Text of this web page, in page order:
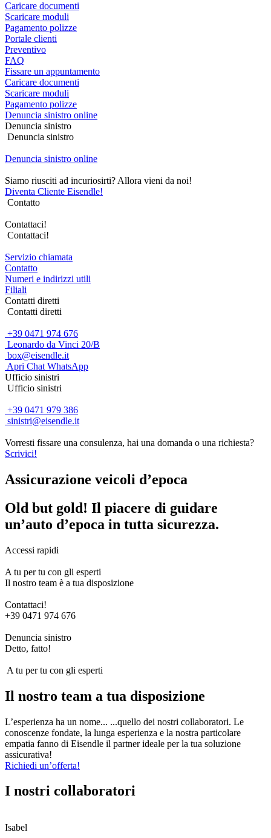
Caricare documenti
Scaricare moduli
Pagamento polizze
Portale clienti
Preventivo
FAQ
Fissare un appuntamento
Caricare documenti
Scaricare moduli
Pagamento polizze
Denuncia sinistro online
Denuncia sinistro
Denuncia sinistro
Denuncia sinistro online
Siamo riusciti ad incuriosirti? Allora vieni da noi!
Diventa Cliente Eisendle!
Contatto
Contattaci!
Contattaci!
Servizio chiamata
Contatto
Numeri e indirizzi utili
Filiali
Contatti diretti
Contatti diretti
+39 0471 974 676
Leonardo da Vinci 20/B
box@eisendle.it
Apri Chat WhatsApp
Ufficio sinistri
Ufficio sinistri
+39 0471 979 386
sinistri@eisendle.it
Vorresti fissare una consulenza, hai una domanda o una richiesta?
Scrivici!
Assicurazione veicoli d’epoca
Old but gold! Il piacere di guidare
un’auto d’epoca in tutta sicurezza.
Accessi rapidi
A tu per tu con gli esperti
Il nostro team è a tua disposizione
Contattaci!
+39 0471 974 676
Denuncia sinistro
Detto, fatto!
A tu per tu con gli esperti
Il nostro team a tua disposizione
L’esperienza ha un nome... ...quello dei nostri collaboratori. Le
conoscenze fondate, la lunga esperienza e la nostra particolare
empatia fanno di Eisendle il partner ideale per la tua soluzione
assicurativa!
Richiedi un’offerta!
I nostri collaboratori
Isabel